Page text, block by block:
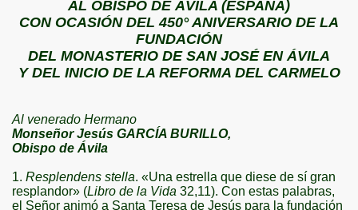
AL OBISPO DE ÁVILA (ESPAÑA)
CON OCASIÓN DEL 450° ANIVERSARIO DE LA
FUNDACIÓN
DEL MONASTERIO DE SAN JOSÉ EN ÁVILA
Y DEL INICIO DE LA REFORMA DEL CARMELO
Al venerado Hermano
Monseñor Jesús GARCÍA BURILLO,
Obispo de Ávila
1. Resplendens stella. «Una estrella que diese de sí gran
resplandor» (Libro de la Vida 32,11). Con estas palabras,
el Señor animó a Santa Teresa de Jesús para la fundación